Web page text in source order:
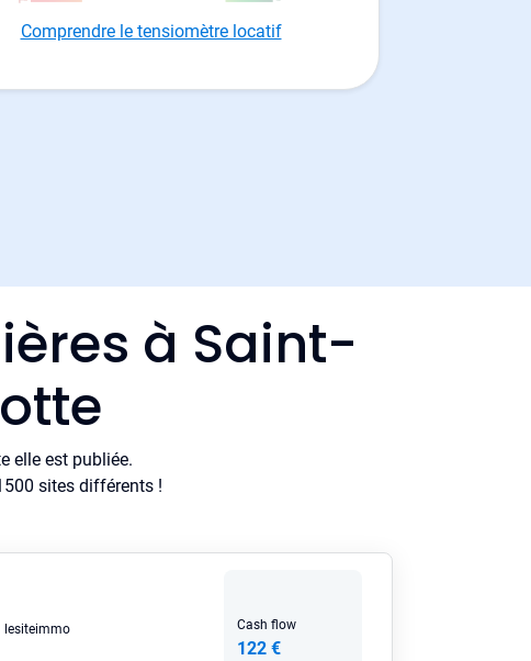
Comprendre le tensiomètre locatif
à Saint-
elle est publiée.
sites différents !
lesiteimmo Cash flow
122 €